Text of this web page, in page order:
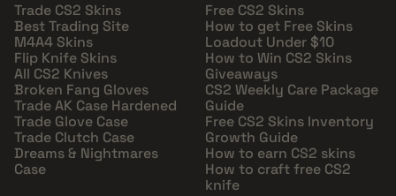
Trade CS2 Skins
Best Trading Site
M4A4 Skins
Flip Knife Skins
All CS2 Knives
Broken Fang Gloves
Trade AK Case Hardened
Trade Glove Case
Trade Clutch Case
Dreams & Nightmares
Case
Free CS2 Skins
How to get Free Skins
Loadout Under $10
How to Win CS2 Skins
Giveaways
CS2 Weekly Care Package
Guide
Free CS2 Skins Inventory
Growth Guide
How to earn CS2 skins
How to craft free CS2
knife